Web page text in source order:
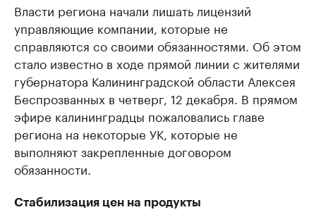
Власти региона начали лишать лицензий
управляющие компании, которые не
справляются со своими обязанностями. Об этом
стало известно в ходе прямой линии с жителями
губернатора Калининградской области Алексея
Беспрозванных в четверг, 12 декабря. В прямом
эфире калининградцы пожаловались главе
региона на некоторые УК, которые не
выполняют закрепленные договором
обязанности.
Стабилизация цен на продукты